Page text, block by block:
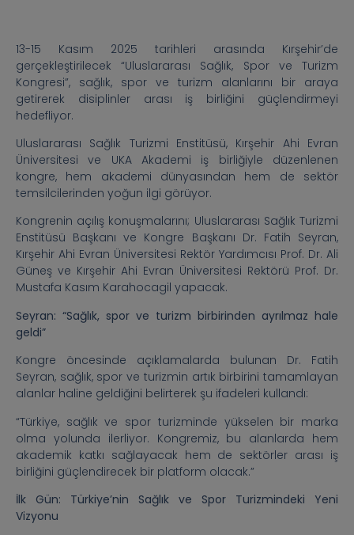
13-15 Kasım 2025 tarihleri arasında Kırşehir’de
gerçekleştirilecek “Uluslararası Sağlık, Spor ve Turizm
Kongresi”, sağlık, spor ve turizm alanlarını bir araya
getirerek disiplinler arası iş birliğini güçlendirmeyi
hedefliyor.
Uluslararası Sağlık Turizmi Enstitüsü, Kırşehir Ahi Evran
Üniversitesi ve UKA Akademi iş birliğiyle düzenlenen
kongre, hem akademi dünyasından hem de sektör
temsilcilerinden yoğun ilgi görüyor.
Kongrenin açılış konuşmalarını; Uluslararası Sağlık Turizmi
Enstitüsü Başkanı ve Kongre Başkanı Dr. Fatih Seyran,
Kırşehir Ahi Evran Üniversitesi Rektör Yardımcısı Prof. Dr. Ali
Güneş ve Kırşehir Ahi Evran Üniversitesi Rektörü Prof. Dr.
Mustafa Kasım Karahocagil yapacak.
Seyran: “Sağlık, spor ve turizm birbirinden ayrılmaz hale
geldi”
Kongre öncesinde açıklamalarda bulunan Dr. Fatih
Seyran, sağlık, spor ve turizmin artık birbirini tamamlayan
alanlar haline geldiğini belirterek şu ifadeleri kullandı:
“Türkiye, sağlık ve spor turizminde yükselen bir marka
olma yolunda ilerliyor. Kongremiz, bu alanlarda hem
akademik katkı sağlayacak hem de sektörler arası iş
birliğini güçlendirecek bir platform olacak.”
İlk Gün: Türkiye’nin Sağlık ve Spor Turizmindeki Yeni
Vizyonu